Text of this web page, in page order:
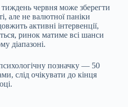
червня може зберегти
але не валютної паніки
активні інтервенції,
ринок матиме всі шанси
діапазоні.
позначку — 50
слід очікувати до кінця